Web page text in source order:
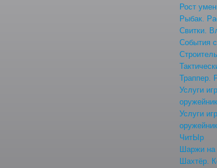
Рост
Рыбак.
Свитки.
События
Траппер.
Услуги
Услуги
ЧитЫр
Шаржи на
Шахтёр.